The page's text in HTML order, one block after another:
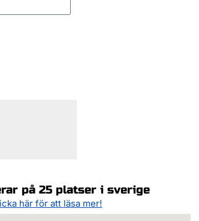
på 25 platser i sverige
här för att läsa mer!